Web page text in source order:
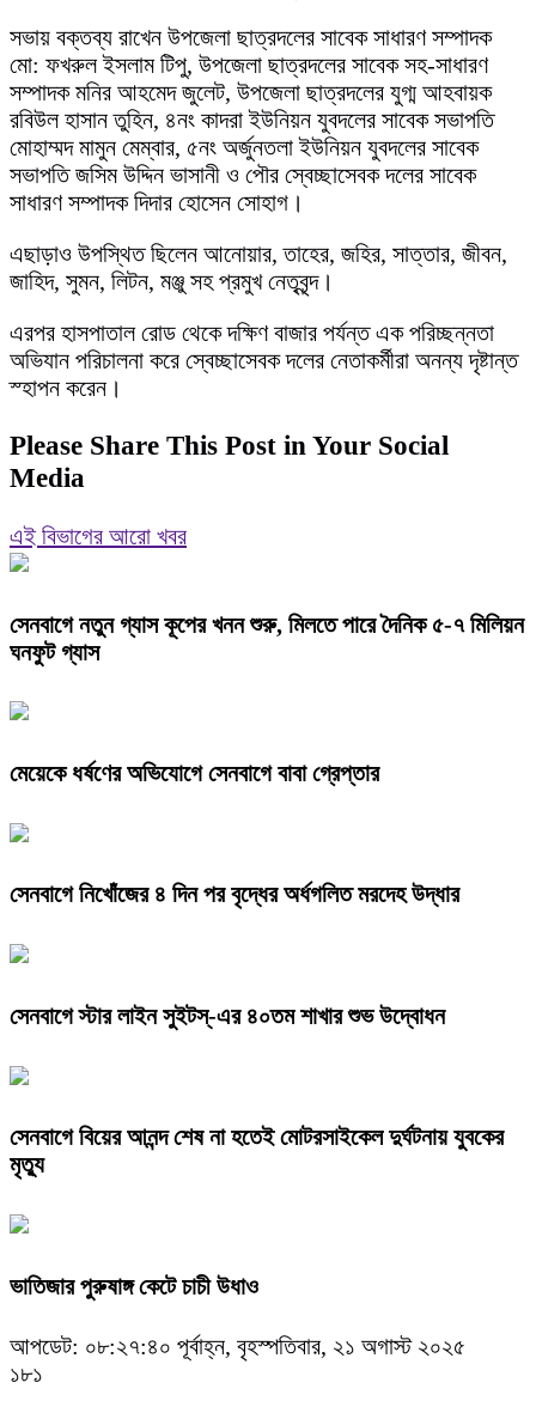
সভায় বক্তব্য রাখেন উপজেলা ছাত্রদলের সাবেক সাধারণ সম্পাদক
মো: ফখরুল ইসলাম টিপু, উপজেলা ছাত্রদলের সাবেক সহ-সাধারণ
সম্পাদক মনির আহমেদ জুলেট, উপজেলা ছাত্রদলের যুগ্ম আহবায়ক
রবিউল হাসান তুহিন, ৪নং কাদরা ইউনিয়ন যুবদলের সাবেক সভাপতি
মোহাম্মদ মামুন মেম্বার, ৫নং অর্জুনতলা ইউনিয়ন যুবদলের সাবেক
সভাপতি জসিম উদ্দিন ভাসানী ও পৌর স্বেচ্ছাসেবক দলের সাবেক
সাধারণ সম্পাদক দিদার হোসেন সোহাগ।
এছাড়াও উপস্থিত ছিলেন আনোয়ার, তাহের, জহির, সাত্তার, জীবন,
জাহিদ, সুমন, লিটন, মঞ্জু সহ প্রমুখ নেতৃবৃন্দ।
এরপর হাসপাতাল রোড থেকে দক্ষিণ বাজার পর্যন্ত এক পরিচ্ছন্নতা
অভিযান পরিচালনা করে স্বেচ্ছাসেবক দলের নেতাকর্মীরা অনন্য দৃষ্টান্ত
স্হাপন করেন।
Please Share This Post in Your Social
Media
এই বিভাগের আরো খবর
সেনবাগে নতুন গ্যাস কূপের খনন শুরু, মিলতে পারে দৈনিক ৫-৭ মিলিয়ন
ঘনফুট গ্যাস
মেয়েকে ধর্ষণের অভিযোগে সেনবাগে বাবা গ্রেপ্তার
সেনবাগে নিখোঁজের ৪ দিন পর বৃদ্ধের অর্ধগলিত মরদেহ উদ্ধার
সেনবাগে স্টার লাইন সুইটস্-এর ৪০তম শাখার শুভ উদ্বোধন
সেনবাগে বিয়ের আনন্দ শেষ না হতেই মোটরসাইকেল দুর্ঘটনায় যুবকের
মৃত্যু
ভাতিজার পুরুষাঙ্গ কেটে চাচী উধাও
আপডেট: ০৮:২৭:৪০ পূর্বাহ্ন, বৃহস্পতিবার, ২১ অগাস্ট ২০২৫
১৮১